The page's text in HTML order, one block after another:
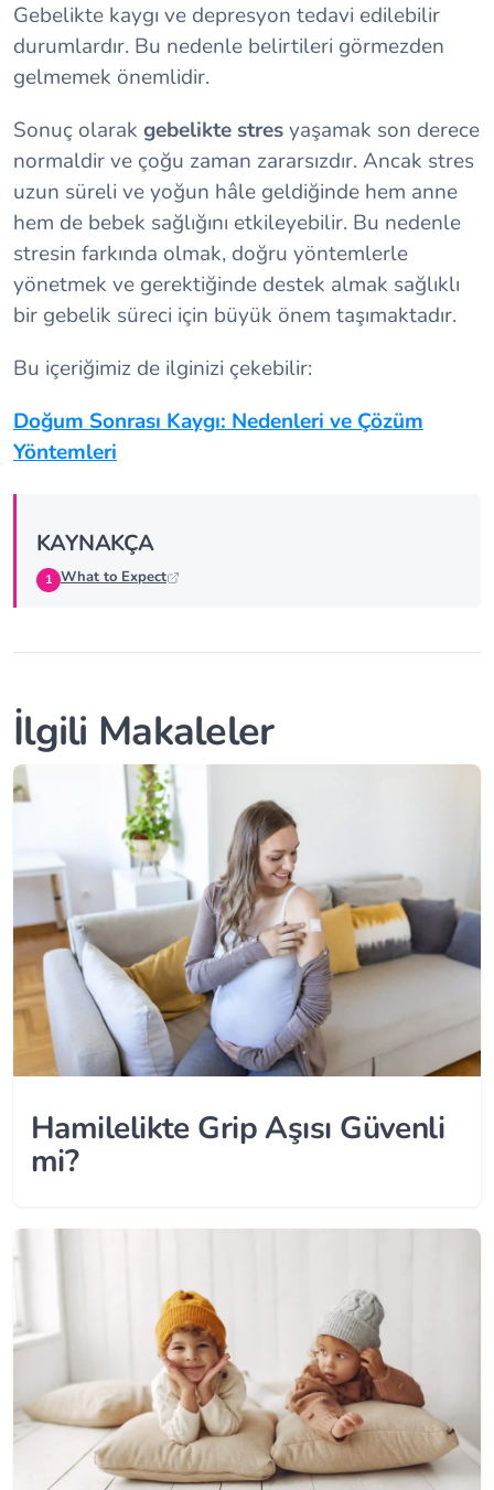
Gebelikte kaygı ve depresyon tedavi edilebilir
durumlardır. Bu nedenle belirtileri görmezden
gelmemek önemlidir.
Sonuç olarak gebelikte stresyaşamak son derece
normaldir ve çoğu zaman zararsızdır. Ancak stres
uzun süreli ve yoğun hâle geldiğinde hem anne
hem de bebek sağlığını etkileyebilir. Bu nedenle
stresin farkında olmak, doğru yöntemlerle
yönetmek ve gerektiğinde destek almak sağlıklı
bir gebelik süreci için büyük önem taşımaktadır.
Bu içeriğimiz de ilginizi çekebilir:
Doğum Sonrası Kaygı: Nedenleri ve Çözüm
Yöntemleri
KAYNAKÇA
What to Expect
İlgili Makaleler
Hamilelikte Grip Aşısı Güvenli
mi?